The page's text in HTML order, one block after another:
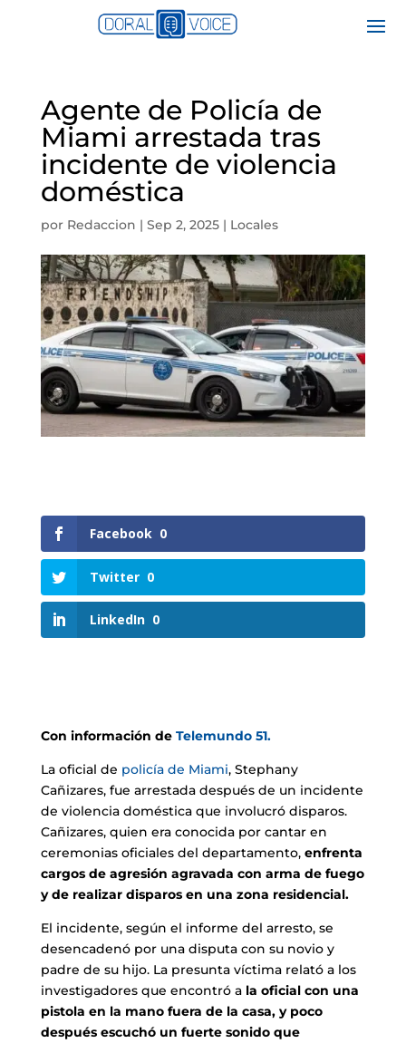
Agente de Policía de
Miami arrestada tras
incidente de violencia
doméstica
por Redaccion | Sep 2, 2025| Locales
Facebook 0
Twitter 0
LinkedIn 0
Con información de Telemundo 51.
La oficial de policía de Miami, Stephany
Cañizares, fue arrestada después de un incidente
de violencia doméstica que involucró disparos.
Cañizares, quien era conocida por cantar en
ceremonias oficiales del departamento, enfrenta
cargos de agresión agravada con arma de fuego
y de realizar disparos en una zona residencial.
El incidente, según el informe del arresto, se
desencadenó por una disputa con su novio y
padre de su hijo. La presunta víctima relató a los
investigadores que encontró a la oficial con una
pistola en la mano fuera de la casa, y poco
después escuchó un fuerte sonido que